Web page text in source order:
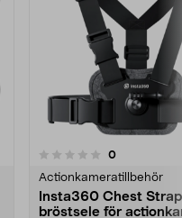
0recensioner
Actionkameratillbehör
Insta360 Chest Strap
bröstsele för
5.0 av 5 stjärnor